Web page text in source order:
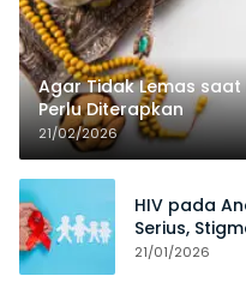
Agar Tidak Lemas saat
Perlu Diterapkan
21/02/2026
HIV pada
Serius,
21/01/2026